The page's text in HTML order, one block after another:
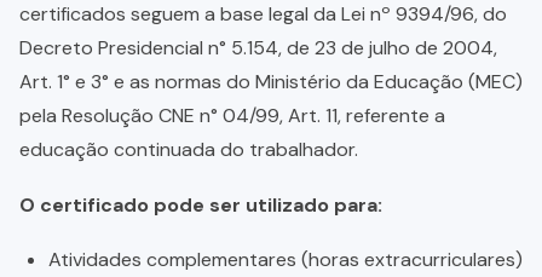
certificados seguem a base legal da Lei nº 9394/96, do
Decreto Presidencial n° 5.154, de 23 de julho de 2004,
Art. 1° e 3° e as normas do Ministério da Educação (MEC)
pela Resolução CNE n° 04/99, Art. 11, referente a
educação continuada do trabalhador.
O certificado pode ser utilizado para:
Atividades complementares (horas extracurriculares)